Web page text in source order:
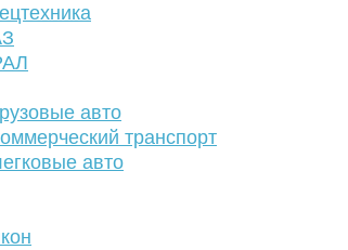
авто
транспорт
авто